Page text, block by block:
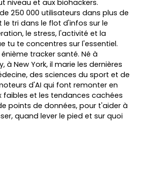
niveau et aux biohackers.
250 000 utilisateurs dans plus de
le tri dans le flot d'infos sur le
le stress, l'activité et la
tu te concentres sur l'essentiel.
tracker santé. Né à
à New York, il marie les dernières
des sciences du sport et de
d'AI qui font remonter en
faibles et les tendances cachées
points de données, pour t'aider à
quand lever le pied et sur quoi